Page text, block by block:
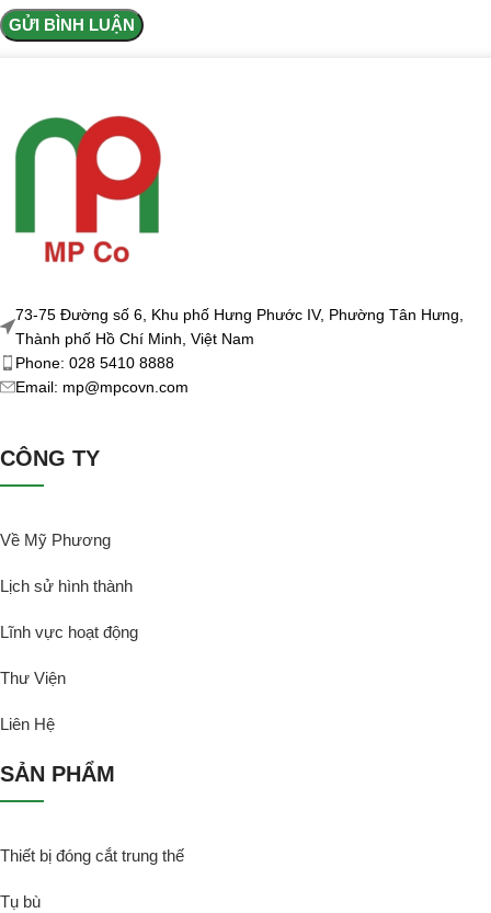
73-75 Đường số 6, Khu phố Hưng Phước IV, Phường Tân Hưng,
Thành phố Hồ Chí Minh, Việt Nam
Phone: 028 5410 8888
Email: mp@mpcovn.com
CÔNG TY
Về Mỹ Phương
Lịch sử hình thành
Lĩnh vực hoạt động
Thư Viện
Liên Hệ
SẢN PHẨM
Thiết bị đóng cắt trung thế
Tụ bù